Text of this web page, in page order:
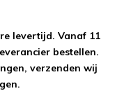
levertijd. Vanaf 11
bestellen.
verzenden wij